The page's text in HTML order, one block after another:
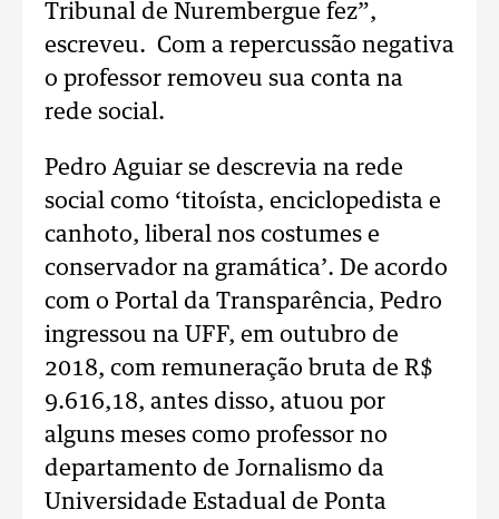
Tribunal de Nurembergue fez”,
escreveu. Com a repercussão negativa
o professor removeu sua conta na
rede social.
Pedro Aguiar se descrevia na rede
social como ‘titoísta, enciclopedista e
canhoto, liberal nos costumes e
conservador na gramática’. De acordo
com o Portal da Transparência, Pedro
ingressou na UFF, em outubro de
2018, com remuneração bruta de R$
9.616,18, antes disso, atuou por
alguns meses como professor no
departamento de Jornalismo da
Universidade Estadual de Ponta